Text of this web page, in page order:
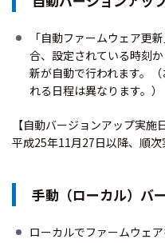
「自動ファームウェア更
合、設定されている時刻
新が自動で行われます。
れる日程は異なります。）
【自動バージョンアップ実施日
平成25年11月27日以降、順次
手動（ローカル）バ
ローカルでファームウェ